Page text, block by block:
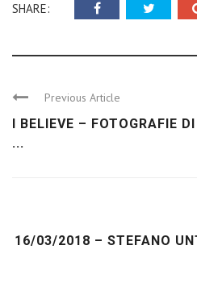
SHARE:
Previous Article
I BELIEVE – FOTOGRAFIE
...
16/03/2018 – STEFANO